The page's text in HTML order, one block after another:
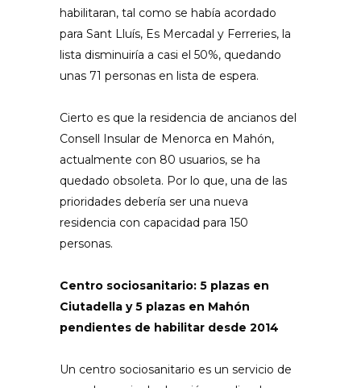
habilitaran, tal como se había acordado
para Sant Lluís, Es Mercadal y Ferreries, la
lista disminuiría a casi el 50%, quedando
unas 71 personas en lista de espera.
Cierto es que la residencia de ancianos del
Consell Insular de Menorca en Mahón,
actualmente con 80 usuarios, se ha
quedado obsoleta. Por lo que, una de las
prioridades debería ser una nueva
residencia con capacidad para 150
personas.
Centro sociosanitario: 5 plazas en
Ciutadella y 5 plazas en Mahón
pendientes de habilitar desde 2014
Un centro sociosanitario es un servicio de